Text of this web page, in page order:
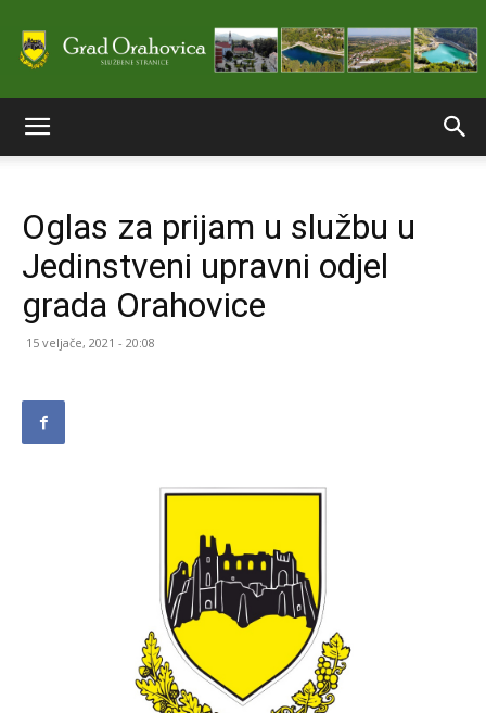
stranice
Grada
Oglas za prijam u službu u
Jedinstveni upravni odjel
grada Orahovice
15 veljače, 2021 - 20:08